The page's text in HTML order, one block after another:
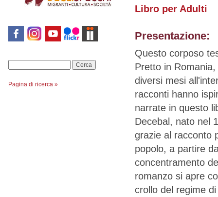
Pagina di ricerca »
Libro per Adulti
Presentazione:
Questo corposo
Pretto in
diversi mesi
racconti hanno
narrate in questo
Decebal, nato nel
grazie al racconto
popolo, a partire
concentramento
romanzo si apre
crollo del regime